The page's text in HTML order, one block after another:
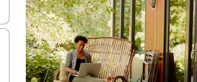
滑动手势浏览。